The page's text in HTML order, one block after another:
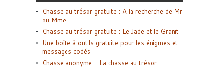
Chasse au trésor gratuite : A la recherche de Mr
ou Mme
Chasse au trésor gratuite : Le Jade et le Granit
Une boîte à outils gratuite pour les énigmes et
messages codés
Chasse anonyme – La chasse au trésor